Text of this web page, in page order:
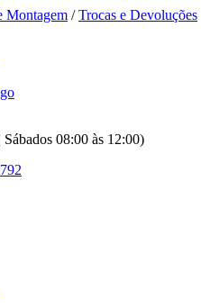
Montagem /Trocas e Devoluções
08:00 às 12:00)